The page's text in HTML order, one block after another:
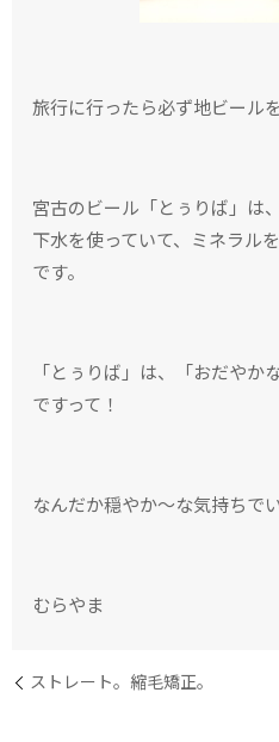
旅行に行ったら必ず地ビール
宮古のビール「とぅりば」は
下水を使っていて、ミネラル
です。
「とぅりば」は、「おだや
ですって！
なんだか穏やか〜な気持ちで
むらやま
ストレート。縮毛矯正。